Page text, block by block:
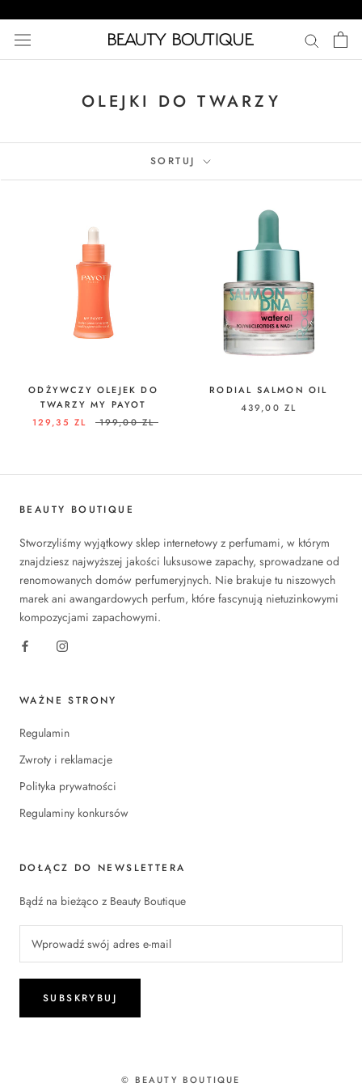
treści
OLEJKI DO TWARZY
SORTUJ
ODŻYWCZY OLEJEK DO
TWARZY MY PAYOT
129,35 ZL
199,00 ZL
RODIAL SALMON OIL
439,00 ZL
BEAUTY BOUTIQUE
Stworzyliśmy wyjątkowy sklep internetowy z perfumami, w którym
znajdziesz najwyższej jakości luksusowe zapachy, sprowadzane od
renomowanych domów perfumeryjnych. Nie brakuje tu niszowych
marek ani awangardowych perfum, które fascynują nietuzinkowymi
kompozycjami zapachowymi.
WAŻNE STRONY
Regulamin
Zwroty i reklamacje
Polityka prywatności
Regulaminy konkursów
DOŁĄCZ DO NEWSLETTERA
Bądź na bieżąco z Beauty Boutique
SUBSKRYBUJ
© BEAUTY BOUTIQUE